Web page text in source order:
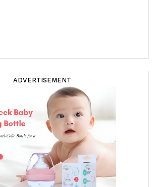
ADVERTISEMENT